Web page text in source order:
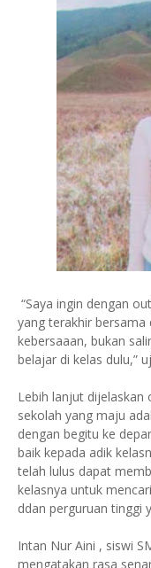
“Saya ingin dengan
yang terakhir
kebersaaan, bukan
belajar di kelas dulu,”
Lebih lanjut dijelaskan
sekolah yang maju
dengan begitu ke
baik kepada adik
telah lulus dapat
kelasnya untuk
ddan perguruan tinggi
Intan Nur Aini , siswi
mengatakan rasa